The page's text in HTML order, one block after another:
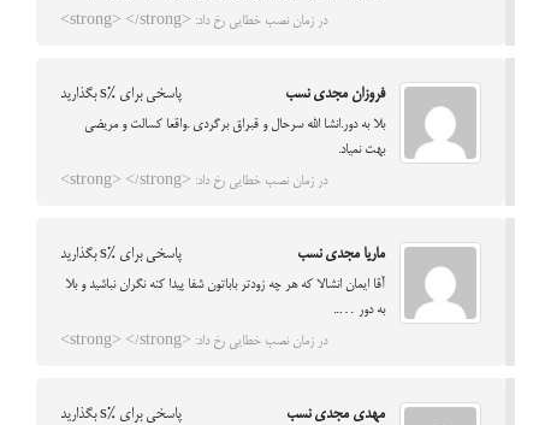
در زمان نصب خطایی رخ داد: <strong> </strong>
فروزان مجدی نسب پاسخی برای %s بگذارید
بلا به دور.انشا الله سرحال و قبراق برگردی .واقعا کسالت و مریضی
بهت نمیاد.
در زمان نصب خطایی رخ داد: <strong> </strong>
ماریا مجدی نسب پاسخی برای %s بگذارید
آقا ایمان انشالا که هر چه زودتر باباتون شفا پیدا کنه نگران نباشید و بلا
به دور …..
در زمان نصب خطایی رخ داد: <strong> </strong>
مهدی مجدی نسب پاسخی برای %s بگذارید